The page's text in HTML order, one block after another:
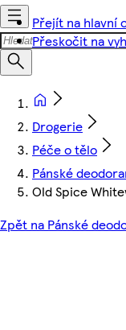
Přejít na hlavní
Přeskočit na
Drogerie
Péče o tělo
Pánské
Old Spice
Zpět na Pánské